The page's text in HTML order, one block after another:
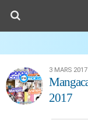
3 MARS 2017
2017